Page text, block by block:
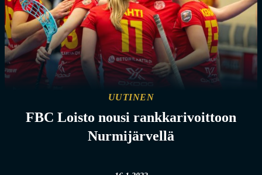
UUTINEN
FBC Loisto nousi rankkarivoittoon
Nurmijärvellä